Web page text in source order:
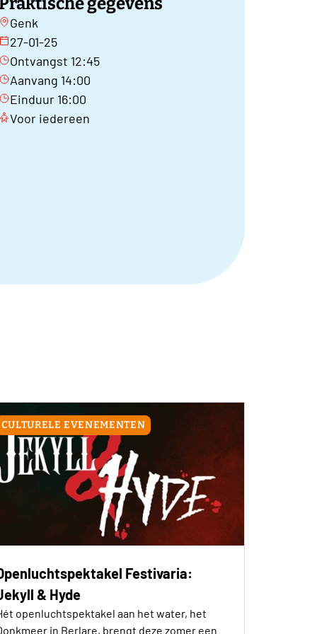
Genk
27-01-25
Ontvangst 12:45
Aanvang 14:00
Einduur 16:00
Voor iedereen
CULTURELE EVENEMENTEN
Festivaria:
& Hyde
openluchtspektakel aan het water, het
in Berlare, brengt deze zomer een